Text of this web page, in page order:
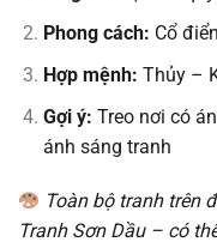
Phong cách: Cổ
Hợp mệnh: Thủy –
Gợi ý: Treo nơi có
ánh sáng tranh
Toàn bộ tranh trên
Tranh Sơn Dầu – có